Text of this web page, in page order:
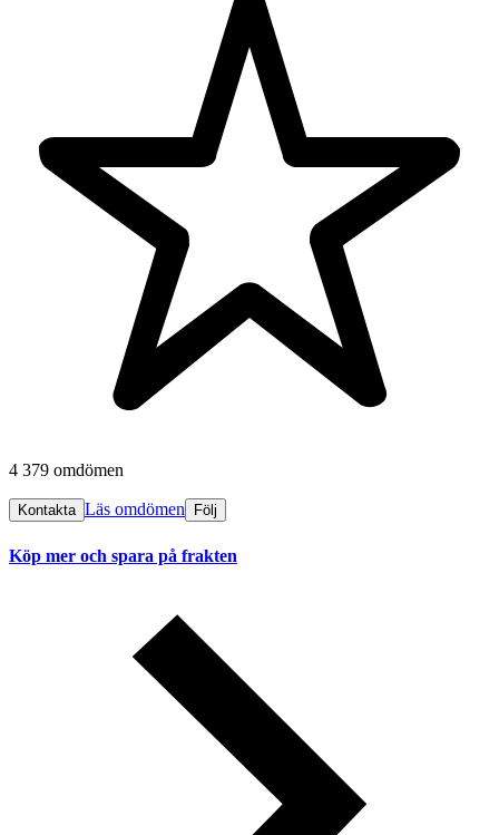
4 379 omdömen
Kontakta Läs omdömen Följ
Köp mer och spara på frakten